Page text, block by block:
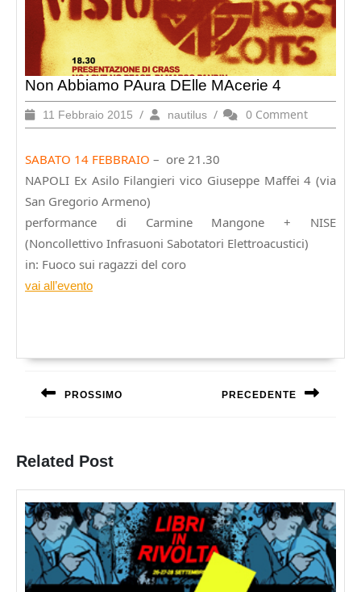
Non Abbiamo PAura DElle MAcerie 4
11 Febbraio 2015 11
Febbraio
/ nautilusnautilus
/ 0 Comment
SABATO 14 FEBBRAIO – ore 21.30
NAPOLI Ex Asilo Filangieri vico Giuseppe Maffei 4 (via
San Gregorio Armeno)
performance di Carmine Mangone + NISE
(Noncollettivo Infrasuoni Sabotatori Elettroacustici)
in: Fuoco sui ragazzi del coro
vai all’evento
Navigazione
articoli
PROSSIMO PRECEDENTE
Related Post